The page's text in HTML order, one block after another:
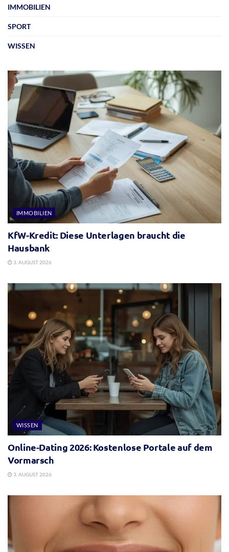
IMMOBILIEN
SPORT
WISSEN
IMMOBILIEN
KfW-Kredit: Diese Unterlagen braucht die
Hausbank
3. AUGUST 2026
WISSEN
Online-Dating 2026: Kostenlose Portale auf dem
Vormarsch
3. AUGUST 2026